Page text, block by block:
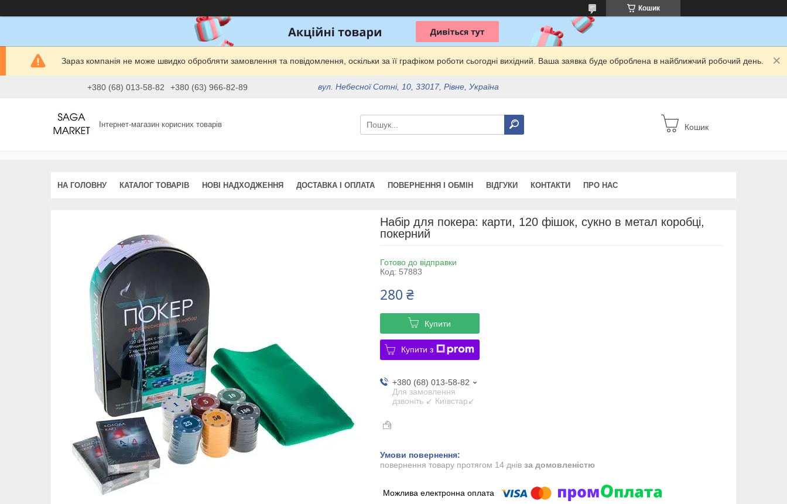
Кошик
Зараз компанія не може швидко обробляти замовлення та повідомлення, оскільки за її графіком роботи сьогодні вихідний. Ваша заявка буде оброблена в найближчий робочий день.
+380 (68) 013-58-82 +380 (63) 966-82-89 вул. Небесної Сотні, 10, 33017, Рівне, Україна
Інтернет-магазин корисних товарів Кошик
НА ГОЛОВНУ КАТАЛОГ ТОВАРІВ НОВІ НАДХОДЖЕННЯ ДОСТАВКА І ОПЛАТА ПОВЕРНЕННЯ І ОБМІН ВІДГУКИ КОНТАКТИ ПРО НАС
Набір для покера: карти, 120 фішок, сукно в метал коробці,
покерний
Готово до відправки
Код: 57883
280 ₴
Купити
Купити з
+380 (68) 013-58-82
Для замовлення
дзвоніть ↙ Київстар↙
повернення товару протягом 14 днів за домовленістю